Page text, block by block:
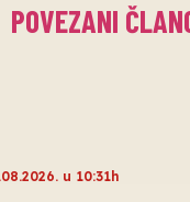
POVEZANI
u 10:31h